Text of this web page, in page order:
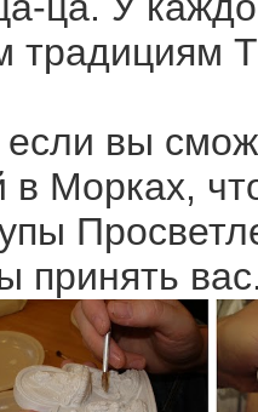
традициям
вы
в Морках,
принять